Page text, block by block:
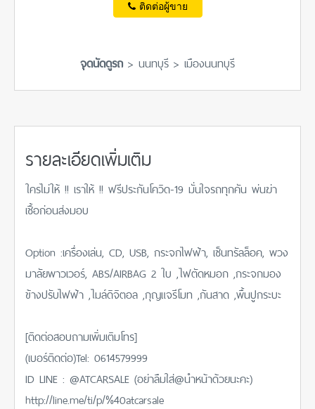
ติดต่อผู้ขาย
จุดนัดดูรถ > นนทบุรี > เมืองนนทบุรี
รายละเอียดเพิ่มเติม
ใครไม่ให้ !! เราให้ !! ฟรีประกันโควิด-19 มั่นใจรถทุกคัน พ่นฆ่า
เชื้อก่อนส่งมอบ
Option :เครื่องเล่น, CD, USB, กระจกไฟฟ้า, เซ็นทรัลล็อค, พวง
มาลัยพาวเวอร์, ABS/AIRBAG 2 ใบ ,ไฟตัดหมอก ,กระจกมอง
ข้างปรับไฟฟ้า ,ไมล์ดิจิตอล ,กุญแจรีโมท ,กันสาด ,พื้นปูกระบะ
[ติดต่อสอบถามเพิ่มเติมโทร]
(เบอร์ติดต่อ)Tel: 0614579999
ID LINE : @ATCARSALE (อย่าลืมใส่@นำหน้าด้วยนะคะ)
http://line.me/ti/p/%40atcarsale